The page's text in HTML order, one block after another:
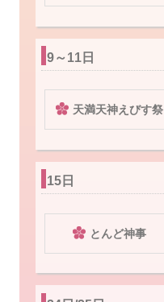
9～11日
天満天神えびす祭
15日
とんど神事